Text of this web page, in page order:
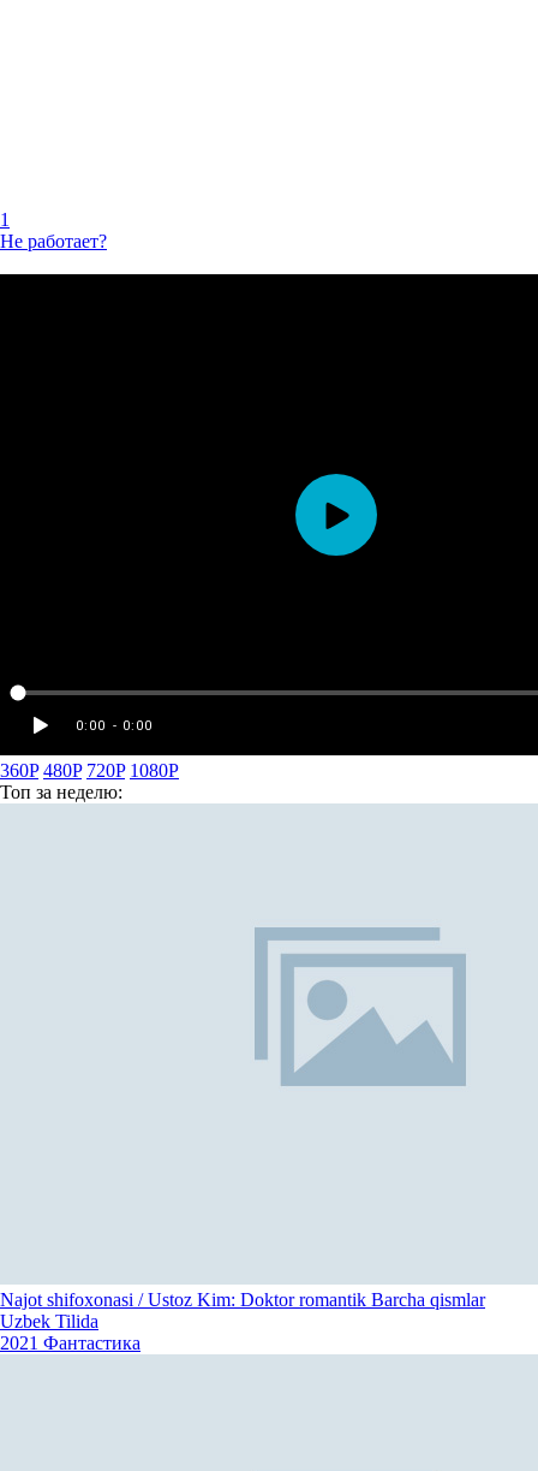
1
Не работает?
360P 480P 720P 1080P
Топ за неделю:
Najot shifoxonasi / Ustoz Kim: Doktor romantik Barcha qismlar
Uzbek Tilida
2021 Фантастика